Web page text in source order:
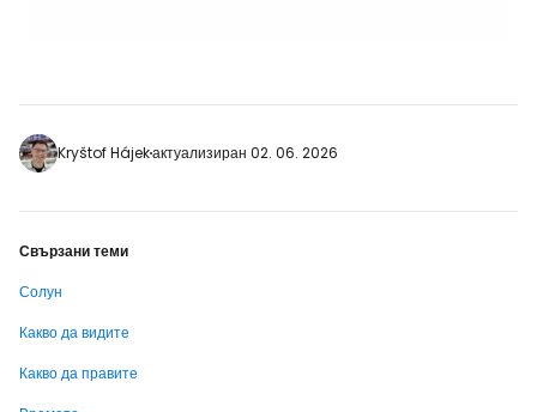
Kryštof Hájekактуализиран 02. 06. 2026
Свързани теми
Солун
Какво да видите
Какво да правите